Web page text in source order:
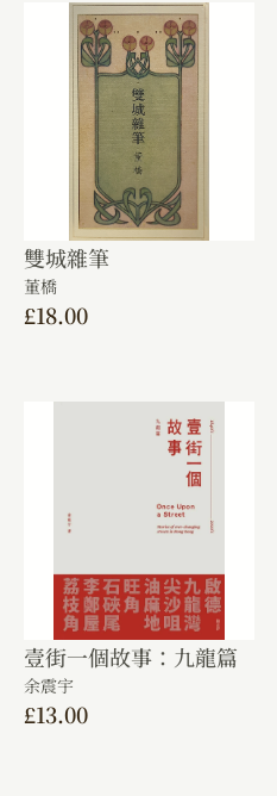
雙城雜筆
董橋
£18.00
壹街一個故事：九龍篇
余震宇
£13.00